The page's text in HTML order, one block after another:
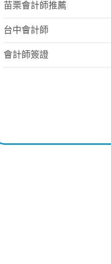
苗栗會計師推薦
台中會計師
會計師簽證